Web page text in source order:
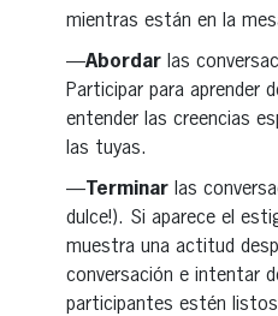
mientras están en la
—Abordar las
Participar para aprender
entender las creencias
las tuyas.
— Terminar las
dulce!). Si aparece el
muestra una actitud
conversación e intentar
participantes estén listos